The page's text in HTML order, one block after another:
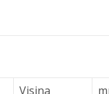
Visina